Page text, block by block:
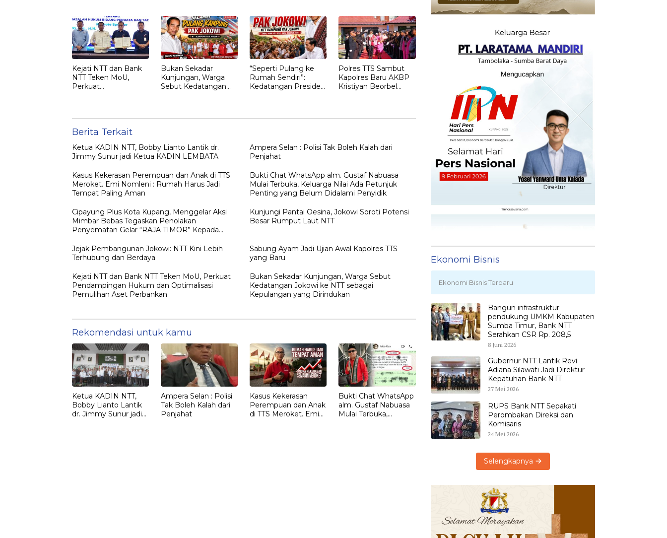
“RAJA TIMOR”
Kepada JOKO
WIDODO
Kejati NTT dan Bank
NTT Teken MoU,
Perkuat
Pemulihan Aset
Perbankan
Bukan Sekadar
Kunjungan, Warga
Sebut Kedatangan
“Seperti Pulang ke
Rumah Sendiri”:
Kedatangan Presiden
NTT
Polres TTS Sambut
Kapolres Baru AKBP
Kristiyan Beorbel
Berita Terkait
Ketua KADIN NTT, Bobby Lianto Lantik dr.
Jimmy Sunur jadi Ketua KADIN LEMBATA
Ampera Selan : Polisi Tak Boleh Kalah dari
Penjahat
Kasus Kekerasan Perempuan dan Anak di TTS
Meroket. Emi Nomleni : Rumah Harus Jadi
Tempat Paling Aman
Bukti Chat WhatsApp alm. Gustaf Nabuasa
Mulai Terbuka, Keluarga Nilai Ada Petunjuk
Penting yang Belum Didalami Penyidik
Cipayung Plus Kota Kupang, Menggelar Aksi
Mimbar Bebas Tegaskan Penolakan
Penyematan Gelar “RAJA TIMOR” Kepada
Kunjungi Pantai Oesina, Jokowi Soroti Potensi
Besar Rumput Laut NTT
Jejak Pembangunan Jokowi: NTT Kini Lebih
Terhubung dan Berdaya
Sabung Ayam Jadi Ujian Awal Kapolres TTS
yang Baru
Kejati NTT dan Bank NTT Teken MoU, Perkuat
Pendampingan Hukum dan Optimalisasi
Pemulihan Aset Perbankan
Bukan Sekadar Kunjungan, Warga Sebut
Kedatangan Jokowi ke NTT sebagai
Kepulangan yang Dirindukan
Rekomendasi untuk kamu
Ketua KADIN NTT,
Bobby Lianto Lantik
dr. Jimmy Sunur jadi
Ampera Selan : Polisi
Tak Boleh Kalah dari
Penjahat
Kasus Kekerasan
Perempuan dan Anak
di TTS Meroket. Emi
Bukti Chat WhatsApp
alm. Gustaf Nabuasa
Mulai Terbuka,
Ekonomi Bisnis
Ekonomi Bisnis Terbaru
Bangun infrastruktur
pendukung UMKM Kabupaten
Sumba Timur, Bank NTT
Serahkan CSR Rp. 208,5
8 Juni 2026
Gubernur NTT Lantik Revi
Adiana Silawati Jadi Direktur
Kepatuhan Bank NTT
27 Mei 2026
RUPS Bank NTT Sepakati
Perombakan Direksi dan
Komisaris
24 Mei 2026
Selengkapnya